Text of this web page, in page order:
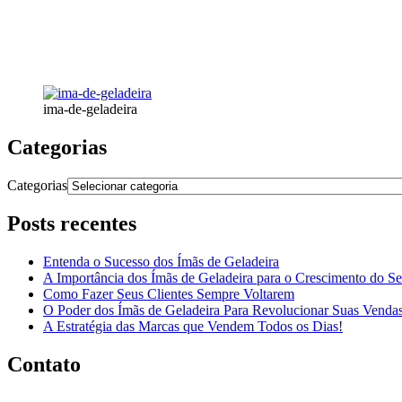
ima-de-geladeira
Categorias
Categorias
Posts recentes
Entenda o Sucesso dos Ímãs de Geladeira
A Importância dos Ímãs de Geladeira para o Crescimento do
Como Fazer Seus Clientes Sempre Voltarem
O Poder dos Ímãs de Geladeira Para Revolucionar Suas
A Estratégia das Marcas que Vendem Todos os Dias!
Contato